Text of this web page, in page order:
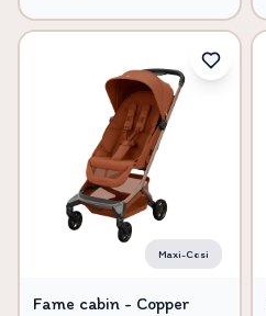
Maxi-Cosi
Fame cabin - Copper